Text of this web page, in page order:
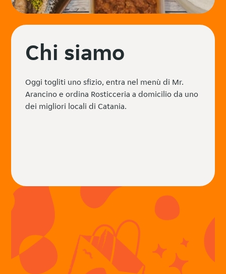
Chi siamo
Oggi togliti uno sfizio, entra nel menù di Mr.
Arancino e ordina Rosticceria a domicilio da uno
dei migliori locali di Catania.